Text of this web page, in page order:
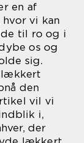
en af
vi kan
til ro og i
os og
sig.
lækkert
den
vil vi
i,
der